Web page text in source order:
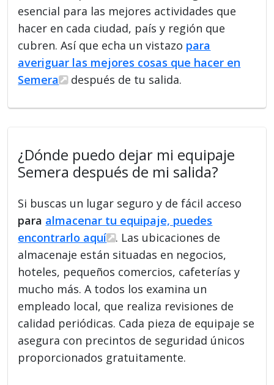
esencial para las mejores actividades que
hacer en cada ciudad, país y región que
cubren. Así que echa un vistazo para
averiguar las mejores cosas que hacer en
Semera
después de tu salida.
¿Dónde puedo dejar mi equipaje
Semera después de mi salida?
Si buscas un lugar seguro y de fácil acceso
para almacenar tu equipaje, puedes
encontrarlo aquí
. Las ubicaciones de
almacenaje están situadas en negocios,
hoteles, pequeños comercios, cafeterías y
mucho más. A todos los examina un
empleado local, que realiza revisiones de
calidad periódicas. Cada pieza de equipaje se
asegura con precintos de seguridad únicos
proporcionados gratuitamente.